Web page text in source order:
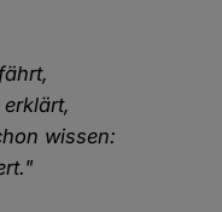
wissen: